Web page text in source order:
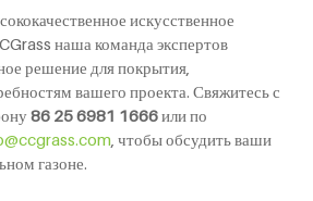
искусственное
наша команда экспертов
решение для покрытия,
вашего проекта. Свяжитесь с
86 25 6981 1666или по
, чтобы обсудить ваши
газоне.